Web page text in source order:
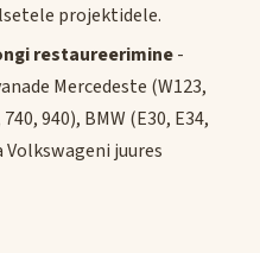
projektidele.
restaureerimine-
Mercedeste (W123,
940), BMW (E30, E34,
Volkswageni juures